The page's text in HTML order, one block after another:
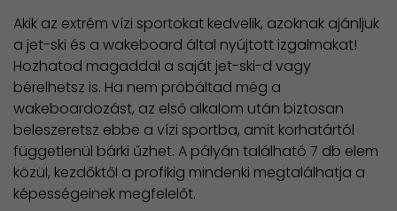
Akik az extrém vízi sportokat kedvelik, azoknak ajánljuk
a jet-ski és a wakeboard által nyújtott izgalmakat!
Hozhatod magaddal a saját jet-ski-d vagy
bérelhetsz is. Ha nem próbáltad még a
wakeboardozást, az első alkalom után biztosan
beleszeretsz ebbe a vízi sportba, amit korhatártól
függetlenül bárki űzhet. A pályán található 7 db elem
közül, kezdőktől a profikig mindenki megtalálhatja a
képességeinek megfelelőt.